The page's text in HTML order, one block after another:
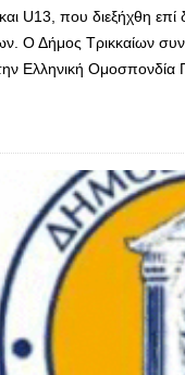
U13, που διεξήχθη επί
Ο Δήμος Τρικκαίων
Ελληνική Ομοσπονδία